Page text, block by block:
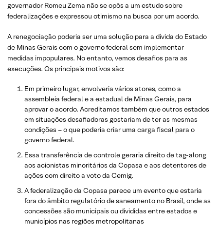
governador Romeu Zema não se opôs a um estudo sobre
federalizações e expressou otimismo na busca por um acordo.
A renegociação poderia ser uma solução para a dívida do Estado
de Minas Gerais com o governo federal sem implementar
medidas impopulares. No entanto, vemos desafios para as
execuções. Os principais motivos são:
Em primeiro lugar, envolveria vários atores, como a
assembleia federal e a estadual de Minas Gerais, para
aprovar o acordo. Acreditamos também que outros estados
em situações desafiadoras gostariam de ter as mesmas
condições – o que poderia criar uma carga fiscal para o
governo federal.
Essa transferência de controle geraria direito de tag-along
aos acionistas minoritários da Copasa e aos detentores de
ações com direito a voto da Cemig.
A federalização da Copasa parece um evento que estaria
fora do âmbito regulatório de saneamento no Brasil, onde as
concessões são municipais ou divididas entre estados e
municípios nas regiões metropolitanas